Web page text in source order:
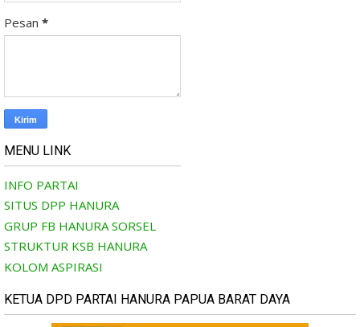
Pesan *
MENU LINK
INFO PARTAI
SITUS DPP HANURA
GRUP FB HANURA SORSEL
STRUKTUR KSB HANURA
KOLOM ASPIRASI
KETUA DPD PARTAI HANURA PAPUA BARAT DAYA